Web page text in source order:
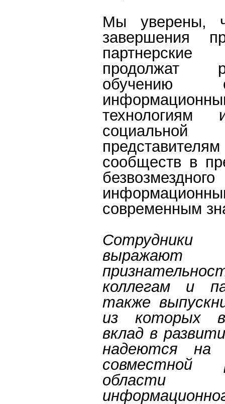
Мы уверены,
завершения
партнерские
продолжат
обучению
технологиям
сообществ в
современным
выражают
коллегам и
также
из которых
вклад в
надеются на
области